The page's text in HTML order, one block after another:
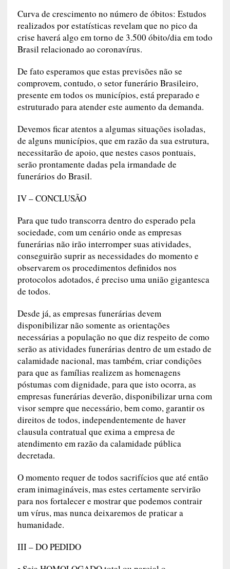
Curva de crescimento no número de óbitos: Estudos
realizados por estatísticas revelam que no pico da
crise haverá algo em torno de 3.500 óbito/dia em todo
Brasil relacionado ao coronavírus.
De fato esperamos que estas previsões não se
comprovem, contudo, o setor funerário Brasileiro,
presente em todos os municípios, está preparado e
estruturado para atender este aumento da demanda.
Devemos ficar atentos a algumas situações isoladas,
de alguns municípios, que em razão da sua estrutura,
necessitarão de apoio, que nestes casos pontuais,
serão prontamente dadas pela irmandade de
funerários do Brasil.
IV – CONCLUSÃO
Para que tudo transcorra dentro do esperado pela
sociedade, com um cenário onde as empresas
funerárias não irão interromper suas atividades,
conseguirão suprir as necessidades do momento e
observarem os procedimentos definidos nos
protocolos adotados, é preciso uma união gigantesca
de todos.
Desde já, as empresas funerárias devem
disponibilizar não somente as orientações
necessárias a população no que diz respeito de como
serão as atividades funerárias dentro de um estado de
calamidade nacional, mas também, criar condições
para que as famílias realizem as homenagens
póstumas com dignidade, para que isto ocorra, as
empresas funerárias deverão, disponibilizar urna com
visor sempre que necessário, bem como, garantir os
direitos de todos, independentemente de haver
clausula contratual que exima a empresa de
atendimento em razão da calamidade pública
decretada.
O momento requer de todos sacrifícios que até então
eram inimagináveis, mas estes certamente servirão
para nos fortalecer e mostrar que podemos contrair
um vírus, mas nunca deixaremos de praticar a
humanidade.
III – DO PEDIDO